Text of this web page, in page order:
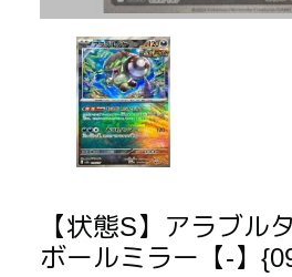
【状態S】アラブル
ボールミラー【-】